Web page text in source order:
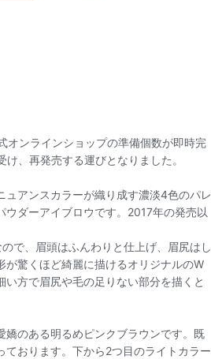
ンラインショップの準備個数が即時完
、再発売する運びとなりました。
アンスカラーが織り成す濃淡4色のパレ
ダーアイブロウです。2017年の発売以
で、眉頭はふんわりと仕上げ、眉尻はし
が驚くほど綺麗に描けるオリジナルのW
方で眉尻や毛の足りない部分を描くと
のある明るめピンクブラウンです。既
おります。下から2つ目のライトカラー